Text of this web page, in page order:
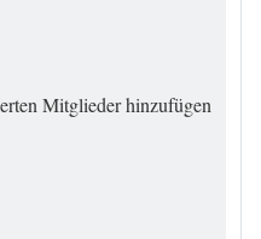
Mitglieder hinzufügen